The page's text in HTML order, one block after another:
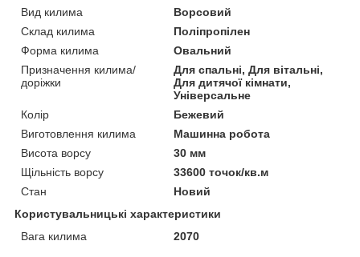
Вид килима
Ворсовий
Склад килима
Поліпропілен
Форма килима
Овальний
Призначення килима/
доріжки
Для спальні, Для вітальні,
Для дитячої кімнати,
Універсальне
Колір
Бежевий
Виготовлення килима
Машинна робота
Висота ворсу
30 мм
Щільність ворсу
33600 точок/кв.м
Стан
Новий
Користувальницькі характеристики
Вага килима
2070